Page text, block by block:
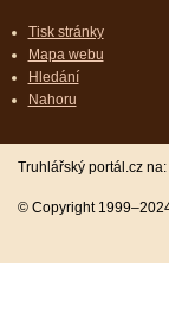
Tisk stránky
Mapa webu
Hledání
Nahoru
Truhlářský portál.cz na:
© Copyright